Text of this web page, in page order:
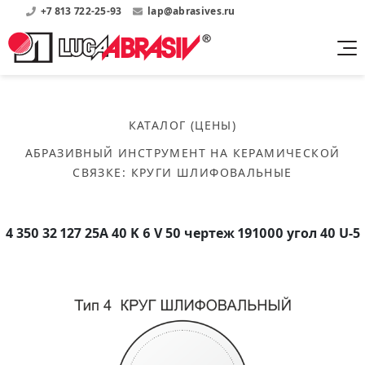
+7 813 722-25-93 lap@abrasives.ru
бакелитовой связке
Скачать каталог
Круги шлифовальные
Сегменты шлифовальные
керамической связке
Скачать каталог
Круги шлифовальные
Скачать прайсы на нашу продукцию
Нормативные документы, ГОСТы, Инструкции по
эсплуатации
Публикации
О нас
Информация о заводе
История завода
Партнеры
Список партнеров завода
Мероприятия
Контакты
КАТАЛОГ (ЦЕНЫ)
АБРАЗИВНЫЙ ИНСТРУМЕНТ НА КЕРАМИЧЕСКОЙ
СВЯЗКЕ : КРУГИ ШЛИФОВАЛЬНЫЕ
4 350 32 127 25А 40 K 6 V 50 чертеж 191000 угол 40 U-5